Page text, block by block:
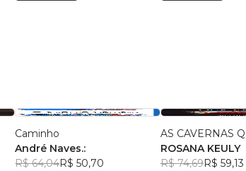
Caminho
André Naves.:
R$ 64,04R$ 50,70
AS CAVERNAS
ROSANA KEULY
R$ 74,69R$ 59,13